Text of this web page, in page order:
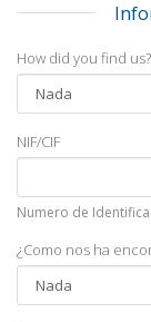
How did you find us?
NIF/CIF
Numero de
¿Como nos ha